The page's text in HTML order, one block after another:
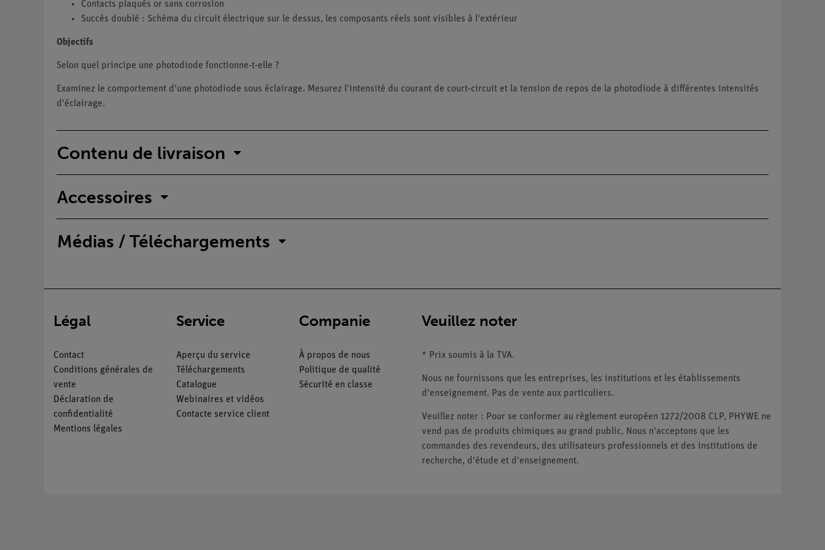
Contacts plaqués or sans corrosion
Succès doublé : Schéma du circuit électrique sur le dessus, les composants réels sont visibles à l'extérieur
Objectifs
Selon quel principe une photodiode fonctionne-t-elle ?
Examinez le comportement d'une photodiode sous éclairage. Mesurez l'intensité du courant de court-circuit et la tension de repos de la photodiode à différentes intensités
d'éclairage.
Contenu de livraison
Accessoires
Médias / Téléchargements
Légal
Contact
Conditions générales de
vente
Déclaration de
confidentialité
Mentions légales
Service
Aperçu du service
Téléchargements
Catalogue
Webinaires et vidéos
Contacte service client
Companie
À propos de nous
Politique de qualité
Sécurité en classe
Veuillez noter
* Prix soumis à la TVA.
Nous ne fournissons que les entreprises, les institutions et les établissements
d'enseignement. Pas de vente aux particuliers.
Veuillez noter : Pour se conformer au règlement européen 1272/2008 CLP, PHYWE ne
vend pas de produits chimiques au grand public. Nous n'acceptons que les
commandes des revendeurs, des utilisateurs professionnels et des institutions de
recherche, d'étude et d'enseignement.